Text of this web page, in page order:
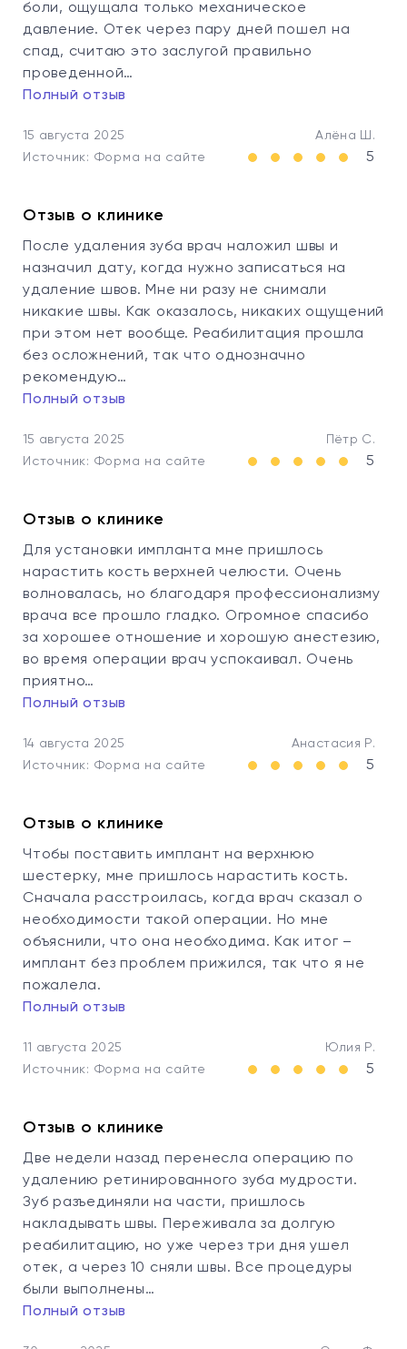
боли, ощущала только механическое
давление. Отек через пару дней пошел на
спад, считаю это заслугой правильно
проведенной…
Полный отзыв
15 августа 2025
Алёна Ш.
Источник: Форма на сайте
5
Отзыв о клинике
После удаления зуба врач наложил швы и
назначил дату, когда нужно записаться на
удаление швов. Мне ни разу не снимали
никакие швы. Как оказалось, никаких ощущений
при этом нет вообще. Реабилитация прошла
без осложнений, так что однозначно
рекомендую…
Полный отзыв
15 августа 2025
Пётр С.
Источник: Форма на сайте
5
Отзыв о клинике
Для установки импланта мне пришлось
нарастить кость верхней челюсти. Очень
волновалась, но благодаря профессионализму
врача все прошло гладко. Огромное спасибо
за хорошее отношение и хорошую анестезию,
во время операции врач успокаивал. Очень
приятно…
Полный отзыв
14 августа 2025
Анастасия Р.
Источник: Форма на сайте
5
Отзыв о клинике
Чтобы поставить имплант на верхнюю
шестерку, мне пришлось нарастить кость.
Сначала расстроилась, когда врач сказал о
необходимости такой операции. Но мне
объяснили, что она необходима. Как итог –
имплант без проблем прижился, так что я не
пожалела.
Полный отзыв
11 августа 2025
Юлия Р.
Источник: Форма на сайте
5
Отзыв о клинике
Две недели назад перенесла операцию по
удалению ретинированного зуба мудрости.
Зуб разъединяли на части, пришлось
накладывать швы. Переживала за долгую
реабилитацию, но уже через три дня ушел
отек, а через 10 сняли швы. Все процедуры
были выполнены…
Полный отзыв